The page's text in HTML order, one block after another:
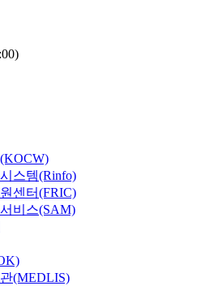
스템(Rinfo)
센터(FRIC)
비스(SAM)
(MEDLIS)